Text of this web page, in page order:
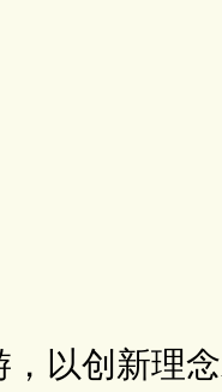
，以创新理